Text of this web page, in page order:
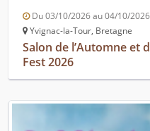
Du 03/10/2026 au 04/10/2026
Yvignac-la-Tour, Bretagne
Salon de l’Automne et
Fest 2026